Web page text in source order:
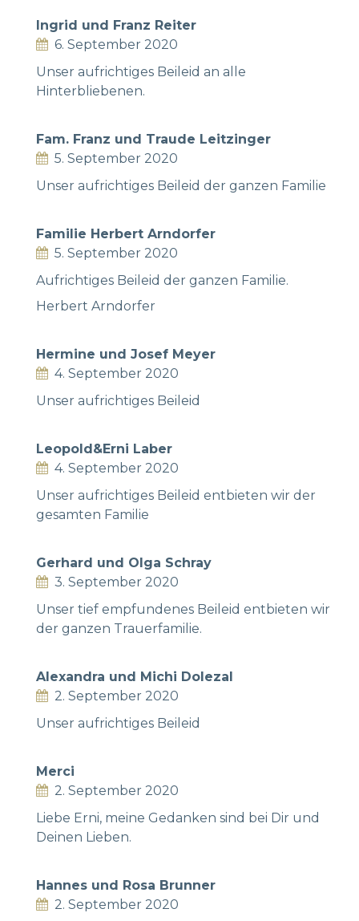
Ingrid und Franz Reiter
6. September 2020
Unser aufrichtiges Beileid an alle
Hinterbliebenen.
Fam. Franz und Traude Leitzinger
5. September 2020
Unser aufrichtiges Beileid der ganzen Familie
Familie Herbert Arndorfer
5. September 2020
Aufrichtiges Beileid der ganzen Familie.
Herbert Arndorfer
Hermine und Josef Meyer
4. September 2020
Unser aufrichtiges Beileid
Leopold&Erni Laber
4. September 2020
Unser aufrichtiges Beileid entbieten wir der
gesamten Familie
Gerhard und Olga Schray
3. September 2020
Unser tief empfundenes Beileid entbieten wir
der ganzen Trauerfamilie.
Alexandra und Michi Dolezal
2. September 2020
Unser aufrichtiges Beileid
Merci
2. September 2020
Liebe Erni, meine Gedanken sind bei Dir und
Deinen Lieben.
Hannes und Rosa Brunner
2. September 2020